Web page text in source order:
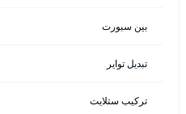
بين سبورت
تبديل تواير
تركيب ستلايت